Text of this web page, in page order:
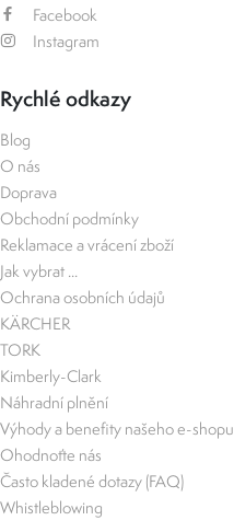
Facebook
Instagram
Rychlé odkazy
Blog
O nás
Doprava
Obchodní podmínky
Reklamace a vrácení zboží
Jak vybrat ...
Ochrana osobních údajů
KÄRCHER
TORK
Kimberly-Clark
Náhradní plnění
Výhody a benefity našeho e-shopu
Ohodnoťte nás
Často kladené dotazy (FAQ)
Whistleblowing